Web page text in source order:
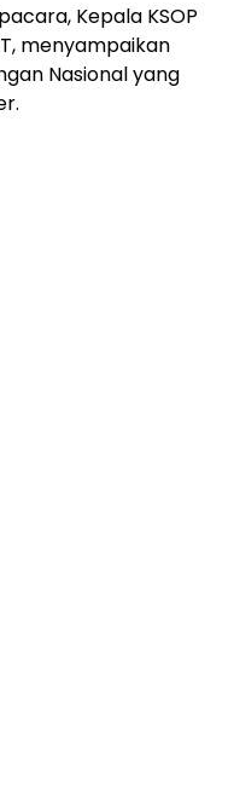
Kepala KSOP
menyampaikan
Nasional yang